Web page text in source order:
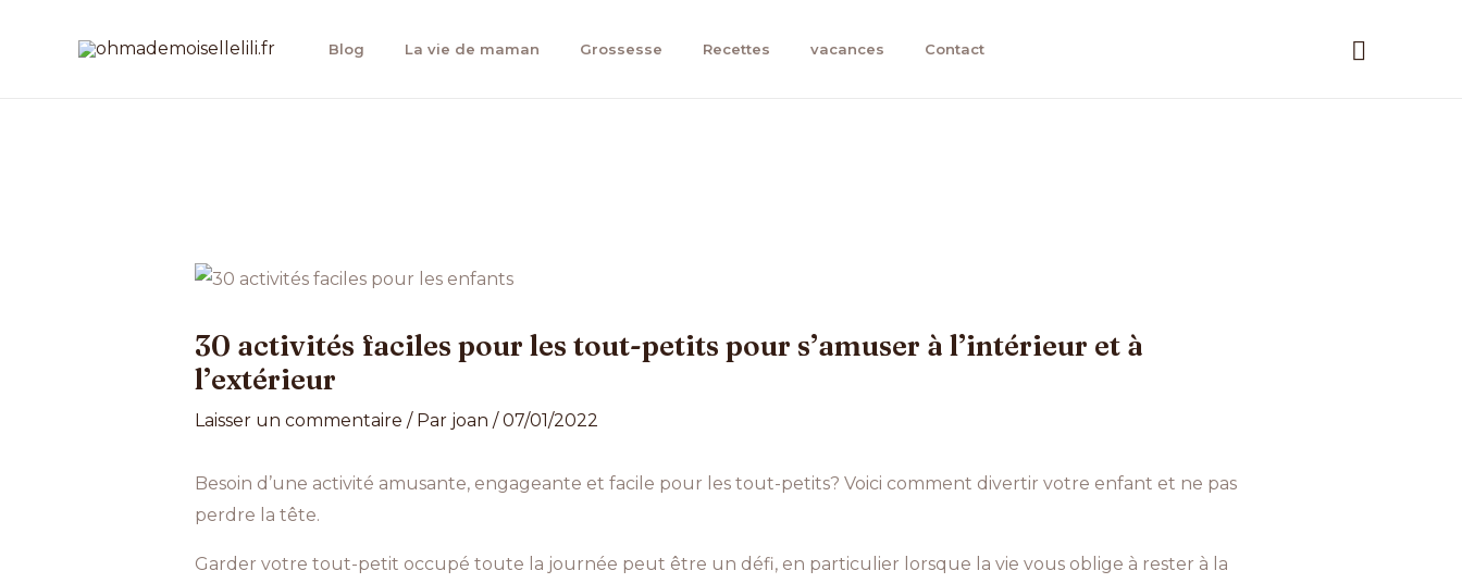
Blog La vie de maman Grossesse Recettes vacances Contact
30 activités faciles pour les tout-petits pour s’amuser à l’intérieur et à
l’extérieur
Laisser un commentaire / Par joan /07/01/2022
Besoin d’une activité amusante, engageante et facile pour les tout-petits? Voici comment divertir votre enfant et ne pas
perdre la tête.
Garder votre tout-petit occupé toute la journée peut être un défi, en particulier lorsque la vie vous oblige à rester à la